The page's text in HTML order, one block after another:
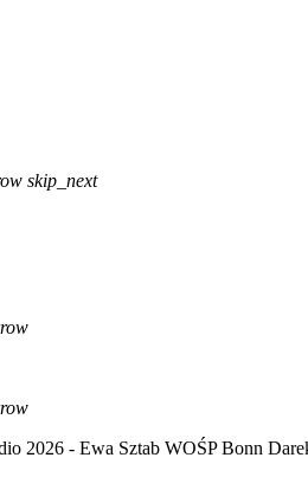
skip_next
2026 - Ewa Sztab WOŚP Bonn